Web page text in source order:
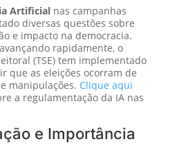
Artificialnas campanhas
diversas questões sobre
e impacto na democracia.
rapidamente, o
(TSE) tem implementado
que as eleições ocorram de
manipulações. Clique aqui
a regulamentação da IA nas
e Importância